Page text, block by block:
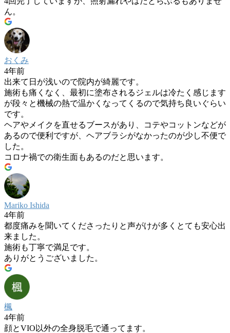
ん。
おくみ
4年前
出来て日が浅いので院内が綺麗です。
施術も痛くなく、最初に塗布されるジェルは冷たく感じます
が段々と機械の熱で温かくなってくるので気持ち良いぐらい
です。
ヘアやメイクを直せるブースがあり、コテやコットンなどが
あるので便利ですが、ヘアブラシがなかったのが少し不便で
した。
コロナ禍での衛生面もあるのだと思います。
Mariko Ishida
4年前
都度痛みを聞いてくださったりと声がけが多くとても安心出
来ました。
施術も丁寧で満足です。
ありがとうございました。
楓
4年前
顔とVIO以外の全身脱毛で通ってます。